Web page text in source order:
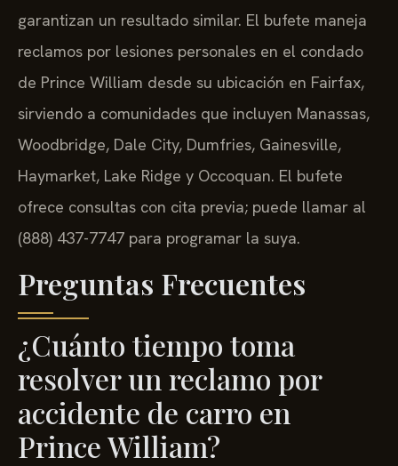
garantizan un resultado similar. El bufete maneja
reclamos por lesiones personales en el condado
de Prince William desde su ubicación en Fairfax,
sirviendo a comunidades que incluyen Manassas,
Woodbridge, Dale City, Dumfries, Gainesville,
Haymarket, Lake Ridge y Occoquan. El bufete
ofrece consultas con cita previa; puede llamar al
(888) 437-7747 para programar la suya.
Preguntas Frecuentes
¿Cuánto tiempo toma
resolver un reclamo por
accidente de carro en
Prince William?